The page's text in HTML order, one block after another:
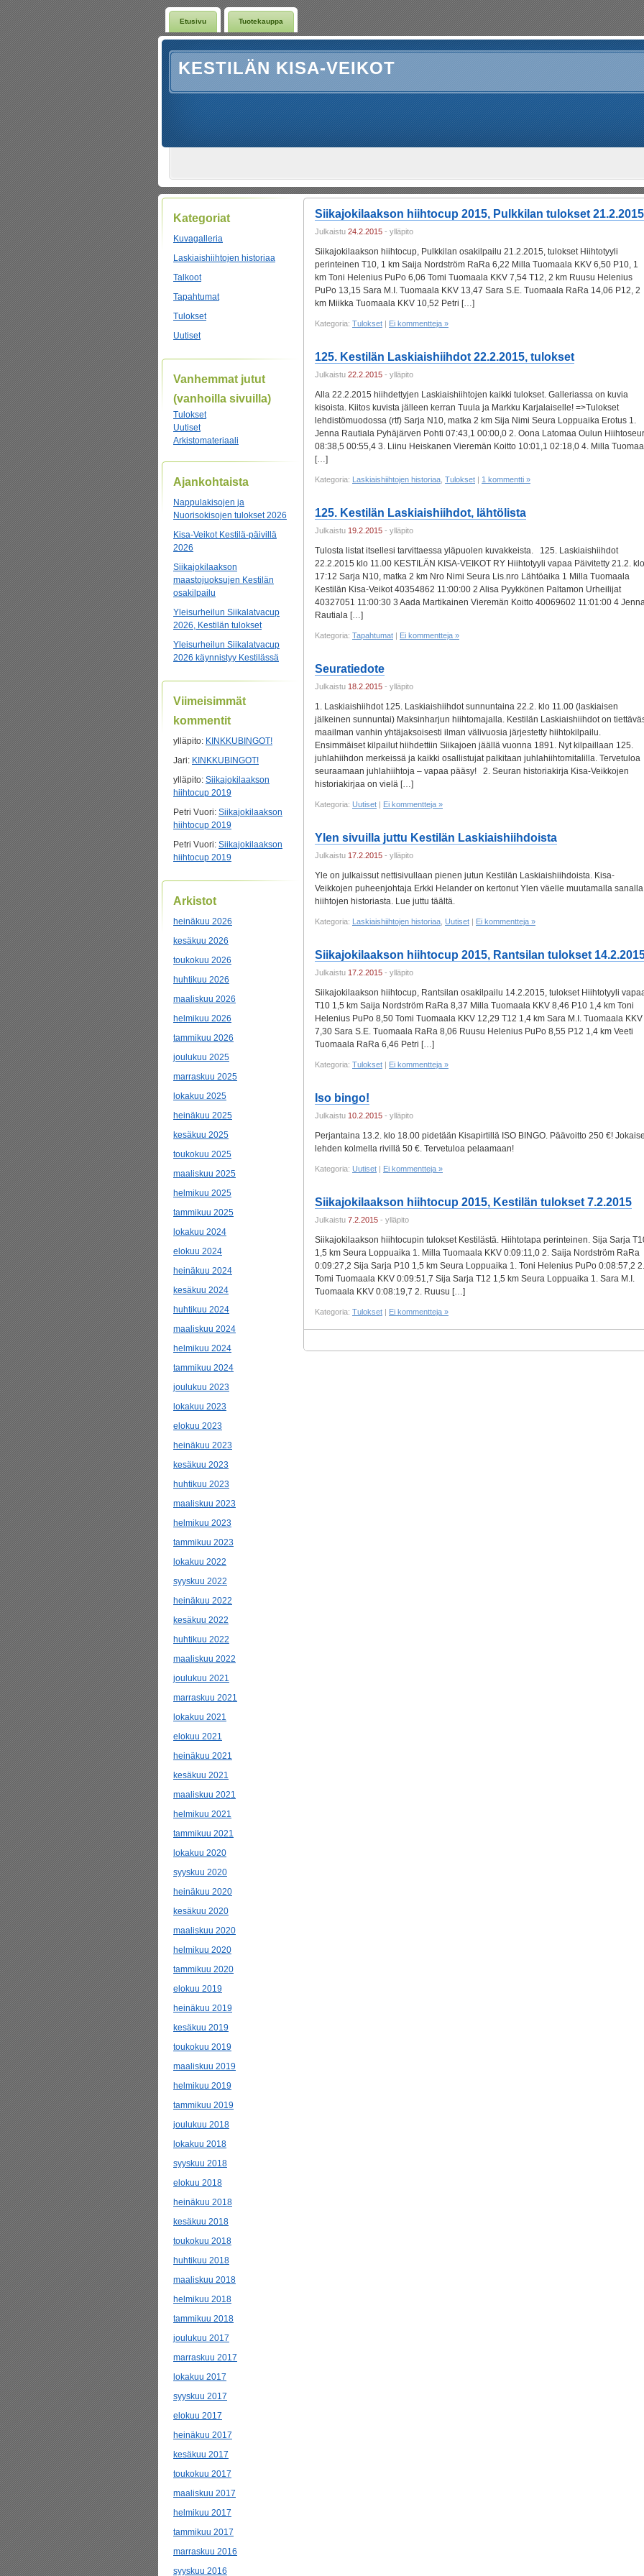
Etusivu Tuotekauppa
KESTILÄN KISA-VEIKOT
Kategoriat
Kuvagalleria
Laskiaishiihtojen historiaa
Talkoot
Tapahtumat
Tulokset
Uutiset
Vanhemmat jutut
(vanhoilla sivuilla)
Tulokset
Uutiset
Arkistomateriaali
Ajankohtaista
Nappulakisojen ja
Nuorisokisojen tulokset 2026
Kisa-Veikot Kestilä-päivillä
2026
Siikajokilaakson
maastojuoksujen Kestilän
osakilpailu
Yleisurheilun Siikalatvacup
2026, Kestilän tulokset
Yleisurheilun Siikalatvacup
2026 käynnistyy Kestilässä
Viimeisimmät
kommentit
ylläpito: KINKKUBINGOT!
Jari: KINKKUBINGOT!
ylläpito: Siikajokilaakson
hiihtocup 2019
Petri Vuori: Siikajokilaakson
hiihtocup 2019
Petri Vuori: Siikajokilaakson
hiihtocup 2019
Arkistot
heinäkuu 2026
kesäkuu 2026
toukokuu 2026
huhtikuu 2026
maaliskuu 2026
helmikuu 2026
tammikuu 2026
joulukuu 2025
marraskuu 2025
lokakuu 2025
heinäkuu 2025
kesäkuu 2025
toukokuu 2025
maaliskuu 2025
helmikuu 2025
tammikuu 2025
lokakuu 2024
elokuu 2024
heinäkuu 2024
kesäkuu 2024
huhtikuu 2024
maaliskuu 2024
helmikuu 2024
tammikuu 2024
joulukuu 2023
lokakuu 2023
elokuu 2023
heinäkuu 2023
kesäkuu 2023
huhtikuu 2023
maaliskuu 2023
helmikuu 2023
tammikuu 2023
lokakuu 2022
syyskuu 2022
heinäkuu 2022
kesäkuu 2022
huhtikuu 2022
maaliskuu 2022
joulukuu 2021
marraskuu 2021
lokakuu 2021
elokuu 2021
heinäkuu 2021
kesäkuu 2021
maaliskuu 2021
helmikuu 2021
tammikuu 2021
lokakuu 2020
syyskuu 2020
heinäkuu 2020
kesäkuu 2020
maaliskuu 2020
helmikuu 2020
tammikuu 2020
elokuu 2019
heinäkuu 2019
kesäkuu 2019
toukokuu 2019
maaliskuu 2019
helmikuu 2019
tammikuu 2019
joulukuu 2018
lokakuu 2018
syyskuu 2018
elokuu 2018
heinäkuu 2018
kesäkuu 2018
toukokuu 2018
huhtikuu 2018
maaliskuu 2018
helmikuu 2018
tammikuu 2018
joulukuu 2017
marraskuu 2017
lokakuu 2017
syyskuu 2017
elokuu 2017
heinäkuu 2017
kesäkuu 2017
toukokuu 2017
maaliskuu 2017
helmikuu 2017
tammikuu 2017
marraskuu 2016
syyskuu 2016
Siikajokilaakson hiihtocup 2015, Pulkkilan tulokset 21.2.2015
Julkaistu 24.2.2015 - ylläpito
Siikajokilaakson hiihtocup, Pulkkilan osakilpailu 21.2.2015, tulokset Hiihtotyyli
perinteinen T10, 1 km Saija Nordström RaRa 6,22 Milla Tuomaala KKV 6,50 P10, 1
km Toni Helenius PuPo 6,06 Tomi Tuomaala KKV 7,54 T12, 2 km Ruusu Helenius
PuPo 13,15 Sara M.I. Tuomaala KKV 13,47 Sara S.E. Tuomaala RaRa 14,06 P12, 2
km Miikka Tuomaala KKV 10,52 Petri […]
Kategoria: Tulokset | Ei kommentteja »
125. Kestilän Laskiaishiihdot 22.2.2015, tulokset
Julkaistu 22.2.2015 - ylläpito
Alla 22.2.2015 hiihdettyjen Laskiaishiihtojen kaikki tulokset. Galleriassa on kuvia
kisoista. Kiitos kuvista jälleen kerran Tuula ja Markku Karjalaiselle! =>Tulokset
lehdistömuodossa (rtf) Sarja N10, matka 2 km Sija Nimi Seura Loppuaika Erotus 1.
Jenna Rautiala Pyhäjärven Pohti 07:43,1 00:00,0 2. Oona Latomaa Oulun
08:38,5 00:55,4 3. Liinu Heiskanen Vieremän Koitto 10:01,1 02:18,0 4. Milla
[…]
Kategoria: Laskiaishiihtojen historiaa Tulokset | 1 kommentti »
125. Kestilän Laskiaishiihdot, lähtölista
Julkaistu 19.2.2015 - ylläpito
Tulosta listat itsellesi tarvittaessa yläpuolen kuvakkeista. 125. Laskiaishiihdot
22.2.2015 klo 11.00 KESTILÄN KISA-VEIKOT RY Hiihtotyyli vapaa Päivitetty 21.2. klo
17:12 Sarja N10, matka 2 km Nro Nimi Seura Lis.nro Lähtöaika 1 Milla Tuomaala
Kestilän Kisa-Veikot 40354862 11:00:00 2 Alisa Pyykkönen Paltamon Urheilijat
40327051 11:00:30 3 Aada Martikainen Vieremän Koitto 40069602 11:01:00 4
Rautiala […]
Kategoria: Tapahtumat | Ei kommentteja »
Seuratiedote
Julkaistu 18.2.2015 - ylläpito
1. Laskiaishiihdot 125. Laskiaishiihdot sunnuntaina 22.2. klo 11.00 (laskiaisen
jälkeinen sunnuntai) Maksinharjun hiihtomajalla. Kestilän Laskiaishiihdot on
maailman vanhin yhtäjaksoisesti ilman välivuosia järjestetty hiihtokilpailu.
Ensimmäiset kilpailut hiihdettiin Siikajoen jäällä vuonna 1891. Nyt kilpaillaan 125.
juhlahiihdon merkeissä ja kaikki osallistujat palkitaan juhlahiihtomitalilla. Tervetuloa
seuraamaan juhlahiihtoja – vapaa pääsy! 2. Seuran historiakirja Kisa-Veikkojen
historiakirjaa on vielä […]
Kategoria: Uutiset | Ei kommentteja »
Ylen sivuilla juttu Kestilän Laskiaishiihdoista
Julkaistu 17.2.2015 - ylläpito
Yle on julkaissut nettisivullaan pienen jutun Kestilän Laskiaishiihdoista. Kisa-
Veikkojen puheenjohtaja Erkki Helander on kertonut Ylen väelle muutamalla sanalla
hiihtojen historiasta. Lue juttu täältä.
Kategoria: Laskiaishiihtojen historiaa Uutiset | Ei kommentteja »
Siikajokilaakson hiihtocup 2015, Rantsilan tulokset
Julkaistu 17.2.2015 - ylläpito
Siikajokilaakson hiihtocup, Rantsilan osakilpailu 14.2.2015, tulokset Hiihtotyyli
T10 1,5 km Saija Nordström RaRa 8,37 Milla Tuomaala KKV 8,46 P10 1,4 km Toni
Helenius PuPo 8,50 Tomi Tuomaala KKV 12,29 T12 1,4 km Sara M.I. Tuomaala KKV
7,30 Sara S.E. Tuomaala RaRa 8,06 Ruusu Helenius PuPo 8,55 P12 1,4 km Veeti
Tuomaala RaRa 6,46 Petri […]
Kategoria: Tulokset | Ei kommentteja »
Iso bingo!
Julkaistu 10.2.2015 - ylläpito
Perjantaina 13.2. klo 18.00 pidetään Kisapirtillä ISO BINGO. Päävoitto 250 €!
lehden kolmella rivillä 50 €. Tervetuloa pelaamaan!
Kategoria: Uutiset | Ei kommentteja »
Siikajokilaakson hiihtocup 2015, Kestilän tulokset 7.2.2015
Julkaistu 7.2.2015 - ylläpito
Siikajokilaakson hiihtocupin tulokset Kestilästä. Hiihtotapa perinteinen. Sija Sarja
1,5 km Seura Loppuaika 1. Milla Tuomaala KKV 0:09:11,0 2. Saija Nordström RaRa
0:09:27,2 Sija Sarja P10 1,5 km Seura Loppuaika 1. Toni Helenius PuPo 0:08:57,2 2.
Tomi Tuomaala KKV 0:09:51,7 Sija Sarja T12 1,5 km Seura Loppuaika 1. Sara M.I.
Tuomaala KKV 0:08:19,7 2. Ruusu […]
Kategoria: Tulokset | Ei kommentteja »